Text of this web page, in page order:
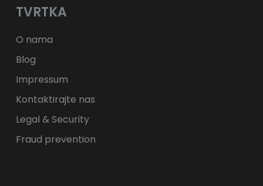
ft HUF
zł PLN
TVRTKA
O nama
Blog
Impressum
Kontaktirajte nas
Legal & Security
Fraud prevention